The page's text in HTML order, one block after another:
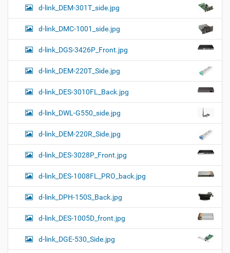
d-link_DEM-301T_side.jpg
d-link_DMC-1001_side.jpg
d-link_DGS-3426P_Front.jpg
d-link_DEM-220T_Side.jpg
d-link_DES-3010FL_Back.jpg
d-link_DWL-G550_side.jpg
d-link_DEM-220R_Side.jpg
d-link_DES-3028P_Front.jpg
d-link_DES-1008FL_PRO_back.jpg
d-link_DPH-150S_Back.jpg
d-link_DES-1005D_front.jpg
d-link_DGE-530_Side.jpg